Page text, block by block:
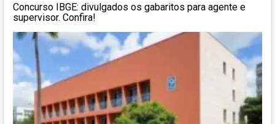
Concurso IBGE: divulgados os gabaritos para agente e
supervisor. Confira!